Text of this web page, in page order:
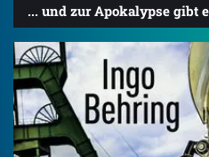
... und zur Apokalypse gibt